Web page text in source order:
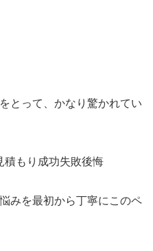
をとって、かなり驚かれてい
みを最初から丁寧にこのペ